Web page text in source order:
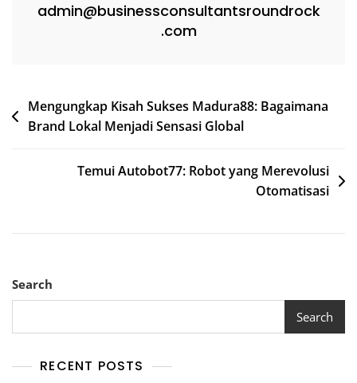
admin@businessconsultantsroundrock
.com
Post
navigation
Mengungkap Kisah Sukses Madura88: Bagaimana
Brand Lokal Menjadi Sensasi Global
Temui Autobot77: Robot yang Merevolusi
Otomatisasi
Search
Search
RECENT POSTS